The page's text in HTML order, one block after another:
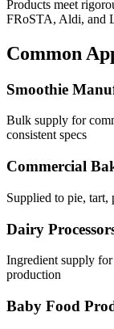
Products meet
FRoSTA, Aldi, and
Common
Smoothie
Bulk supply for
consistent specs
Commercial
Supplied to pie, tart,
Dairy
Ingredient supply
production
Baby Food